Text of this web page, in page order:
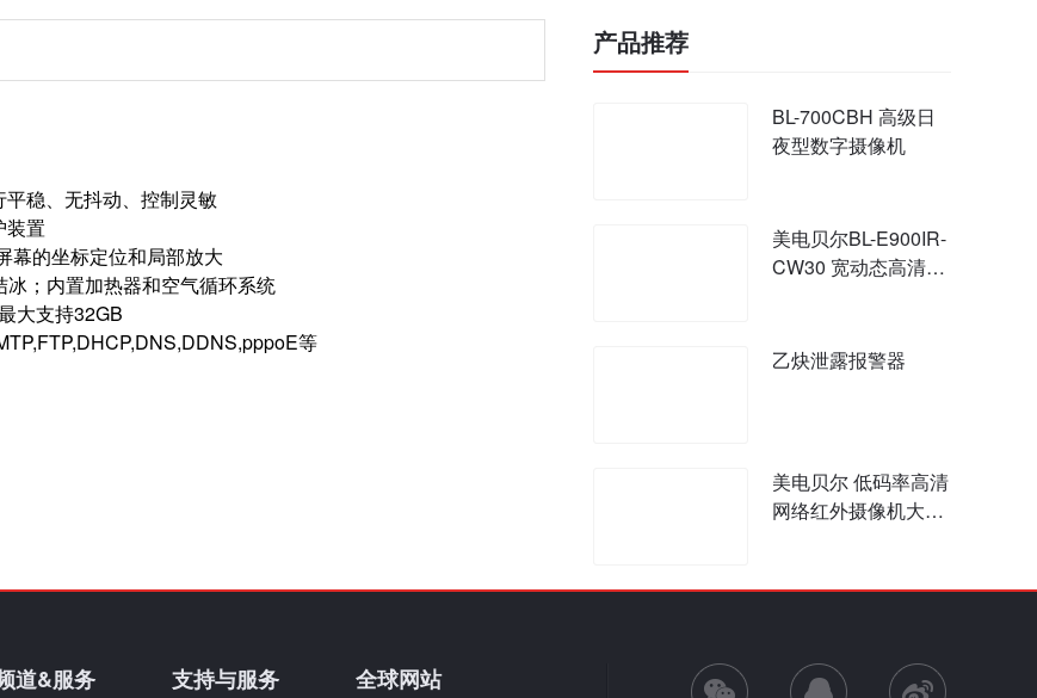
稳、无抖动、控制灵敏
装置
幕的坐标定位和局部放大
；内置加热器和空气循环系统
大支持32GB
pppoE等
产品推荐
BL-700CBH 高级日
夜型数字摄像机
美电贝尔BL-E900IR-
CW30 宽动态高清网
乙炔泄露报警器
美电贝尔 低码率高清
网络红外摄像机大夜
道&服务 支持与服务 全球网站